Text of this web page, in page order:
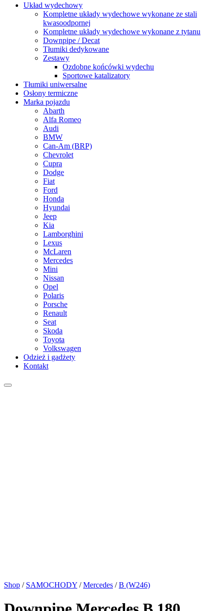
Układ wydechowy
Kompletne układy wydechowe wykonane ze stali
kwasoodpornej
Kompletne układy wydechowe wykonane z tytanu
Downpipe / Decat
Tłumiki dedykowane
Zestawy
Ozdobne końcówki wydechu
Sportowe katalizatory
Tłumiki uniwersalne
Osłony termiczne
Marka pojazdu
Abarth
Alfa Romeo
Audi
BMW
Can-Am (BRP)
Chevrolet
Cupra
Dodge
Fiat
Ford
Honda
Hyundai
Jeep
Kia
Lamborghini
Lexus
McLaren
Mercedes
Mini
Nissan
Opel
Polaris
Porsche
Renault
Seat
Skoda
Toyota
Volkswagen
Odzież i gadżety
Kontakt
Shop / SAMOCHODY / Mercedes / B (W246)